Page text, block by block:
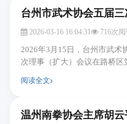
台州市武术协会五届
2026-03-16 16:04:31 716次阅
2026年3月15日，台州市武术
次理事（扩大）会议在路桥
阅读全文
温州南拳协会主席胡